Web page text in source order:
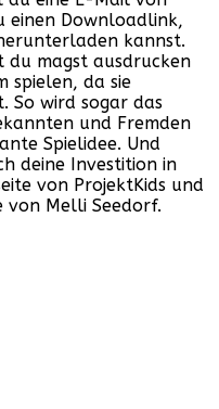
einen Downloadlink,
kannst.
du magst ausdrucken
spielen, da sie
wird sogar das
und Fremden
Spielidee. Und
deine Investition in
von ProjektKids und
von Melli Seedorf.